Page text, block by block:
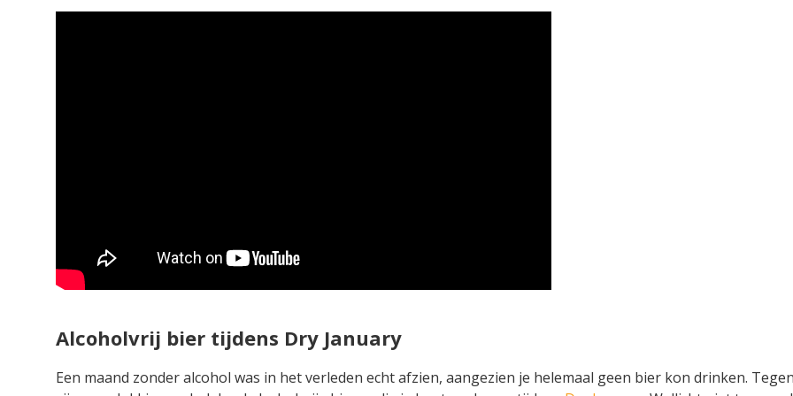
Alcoholvrij bier tijdens Dry January
Een maand zonder alcohol was in het verleden echt afzien, aangezien je helemaal geen bier kon drinken.